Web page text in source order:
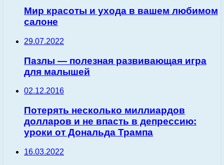
Мир красоты и ухода в вашем любимом
салоне
29.07.2022
Пазлы — полезная развивающая игра
для малышей
02.12.2016
Потерять несколько миллиардов
долларов и не впасть в депрессию:
уроки от Дональда Трампа
16.03.2022